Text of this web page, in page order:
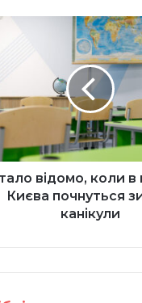
відомо, коли в
Києва почнуться
канікули